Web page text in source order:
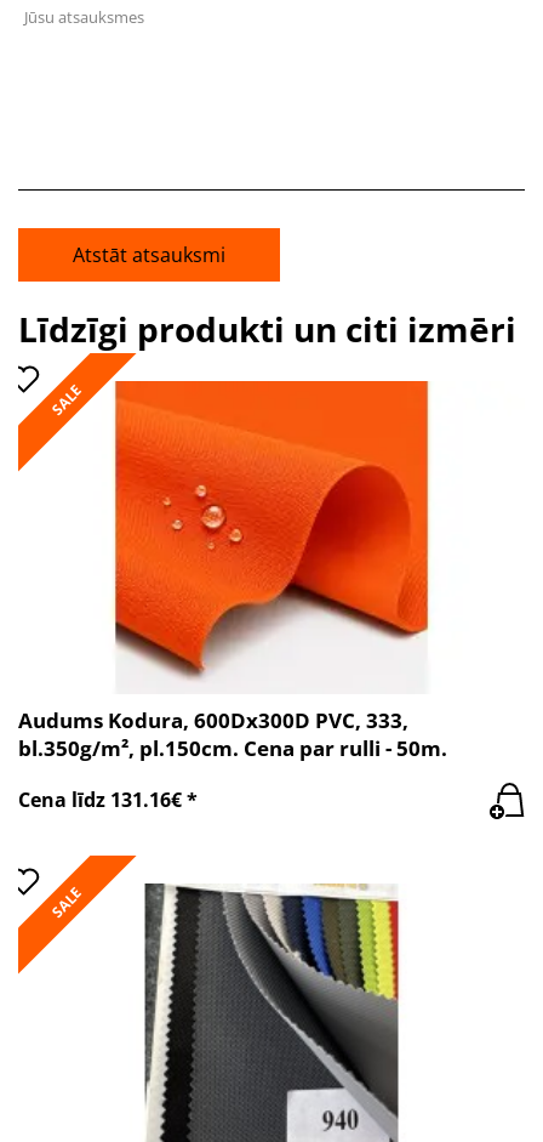
Jūsu atsauksmes
Atstāt atsauksmi
Līdzīgi produkti un citi izmēri
SALE
Audums Kodura, 600Dx300D PVC, 333,
bl.350g/m², pl.150cm. Cena par rulli - 50m.
Cena līdz 131.16€ *
SALE